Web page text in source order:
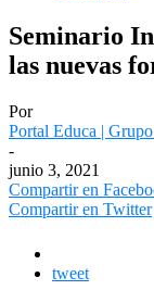
Seminario
las nuevas
Por
Portal Educa |
-
junio 3, 2021
Compartir en
Compartir en Twitter
tweet